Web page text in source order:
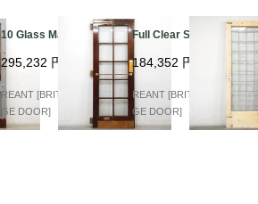
10 Glass Mahogany
295,232 円
REANT [BRITISH VINTA
GE DOOR]
Full Clear Stained
184,352 円
REANT [BRITISH VINTA
GE DOOR]